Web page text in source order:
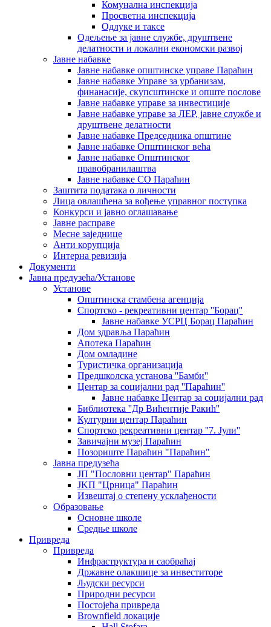
Комунална инспекција
Просветна инспекција
Одлуке и таксе
Одељење за јавне службе, друштвене
делатности и локални економски развој
Јавне набавке
Јавне набавке општинске управе Параћин
Јавне набавке Управе за урбанизам,
финанасије, скупсштинске и опште послове
Јавне набавке управе за инвестиције
Јавне набавке управе за ЛЕР, јавне службе и
друштвене делатности
Јавне набавке Председника општине
Јавне набавке Општинског већа
Јавне набавке Општинског
правобранилаштва
Јавне набавке СО Параћин
Заштита података о личности
Лица овлашћена за вођење управног поступка
Конкурси и јавно оглашавање
Јавне расправе
Месне заједнице
Анти корупција
Интерна ревизија
Документи
Јавна предузећа/Установе
Установе
Општинскa стамбенa агенцијa
Спортско - рекреативни центар ''Борац''
Јавне набавке УСРЦ Борац Параћин
Дом здравља Параћин
Апотека Параћин
Дом омладине
Туристичка организација
Предшколска установа ''Бамби''
Центар за социјални рад ''Параћин''
Јавне набавке Центар за социјални рад
Библиотека ''Др Вићентије Ракић''
Културни центар Параћин
Спортско рекреативни центар ''7. Јули''
Завичајни музеј Параћин
Позориште Параћин "Параћин"
Јавна предузећа
ЈП "Пословни центар" Параћин
ЈKП "Црница" Параћин
Извештај о степену усклађености
Образовање
Основне школе
Средње школе
Привреда
Привреда
Инфраструктура и саобраћај
Државне олакшице за инвеститоре
Људски ресурси
Природни ресурси
Постојећа привреда
Brownfield локације